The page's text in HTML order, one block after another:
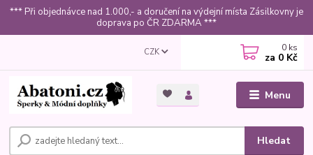
*** Při objednávce nad 1.000,- a doručení na výdejní místa Zásilkovny je
doprava po ČR ZDARMA ***
Menu
CZK
Hledat
0 ks
za 0 Kč